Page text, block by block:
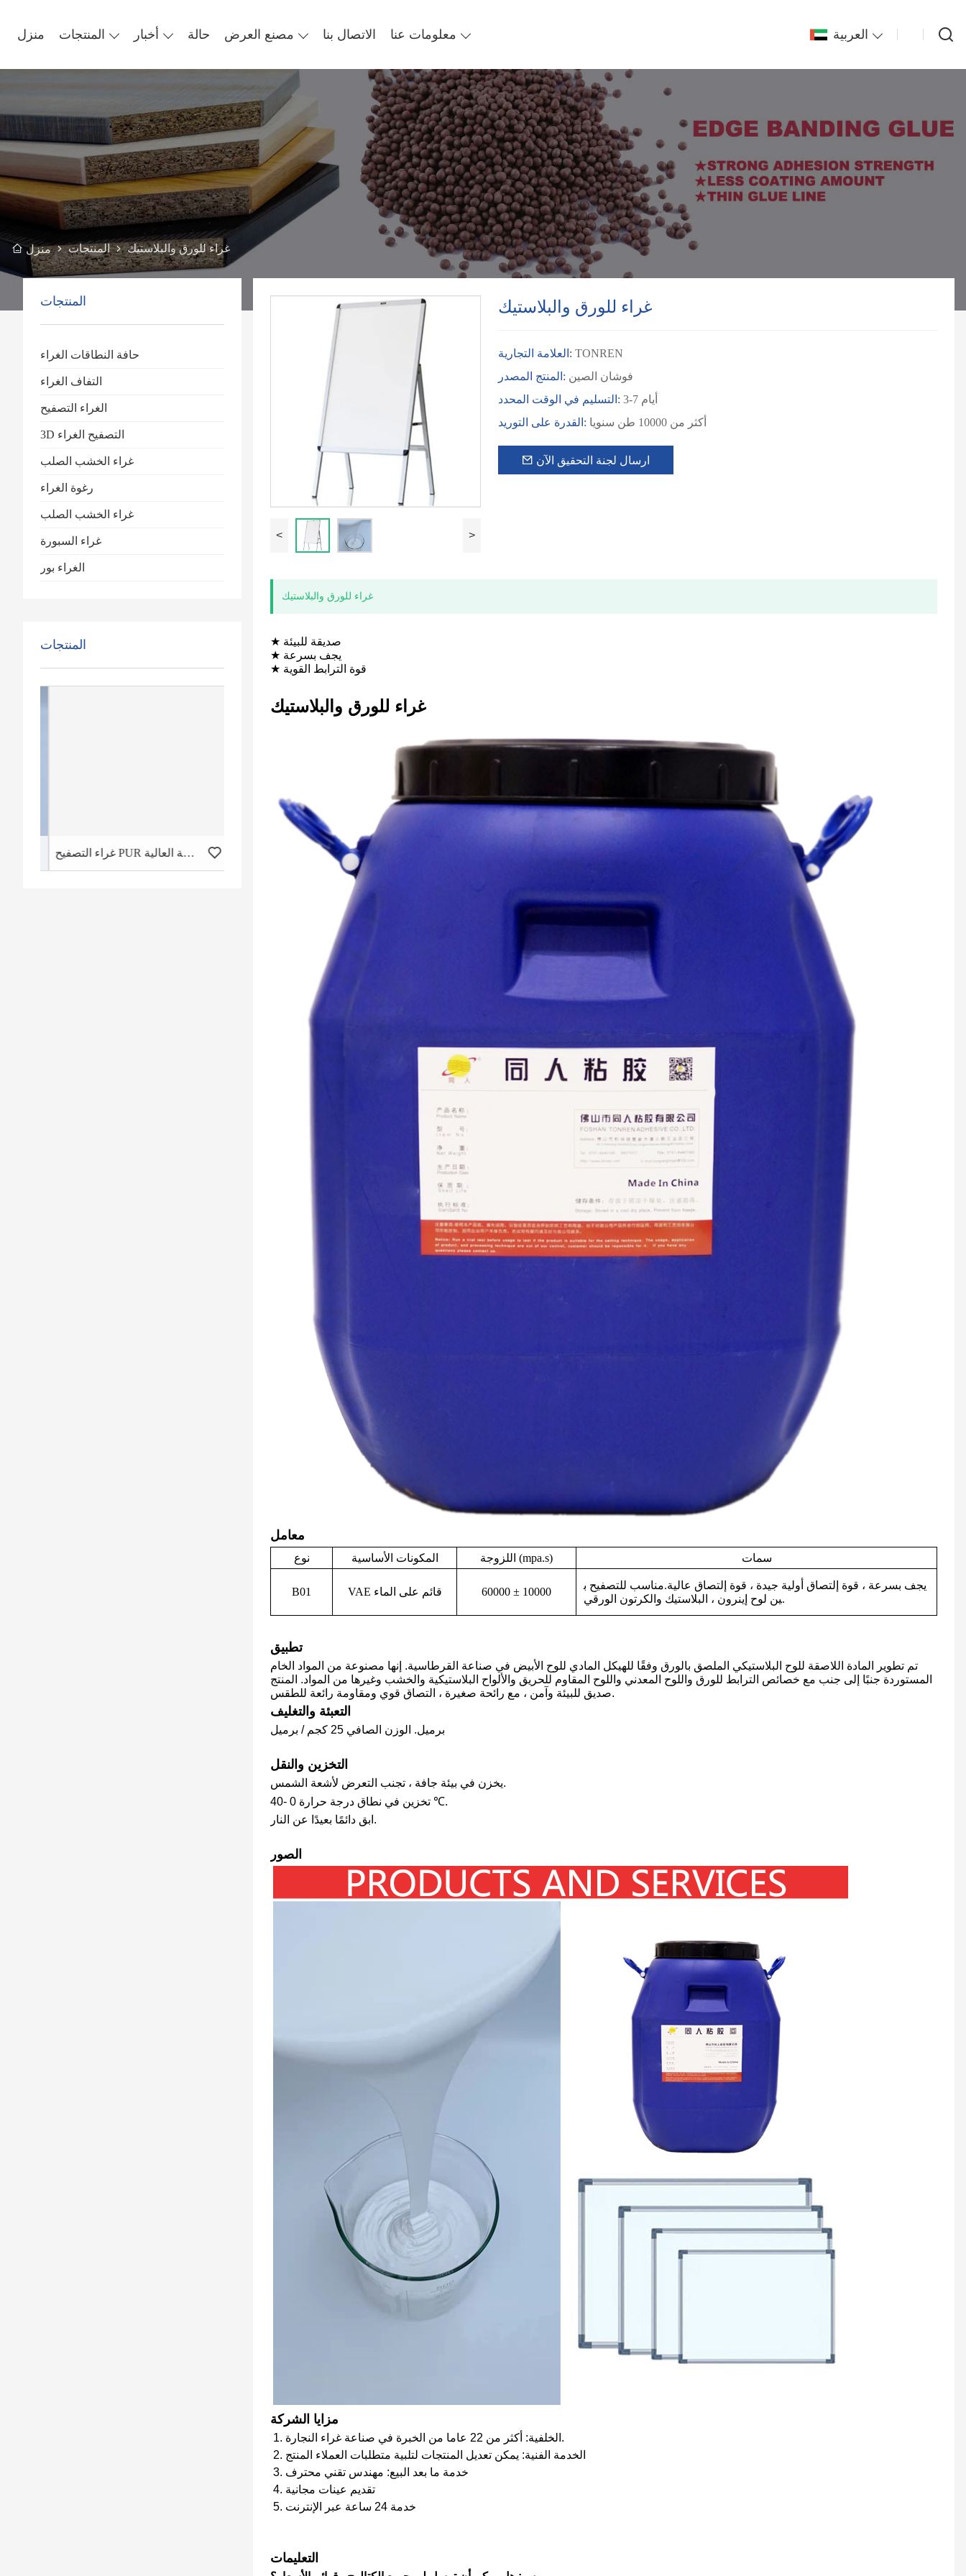
منزل المنتجات أخبار حالة مصنع العرض الاتصال بنا معلومات عنا العربية
منزل المنتجات غراء للورق والبلاستيك
المنتجات
حافة النطاقات الغراء
التفاف الغراء
الغراء التصفيح
3D التصفيح الغراء
غراء الخشب الصلب
رغوة الغراء
غراء الخشب الصلب
غراء السبورة
الغراء بور
المنتجات
غراء التصفيح PUR ذو الرابطة الأولية العالية غراء حواف الخطوط بدون غراء
< >
غراء للورق والبلاستيك
العلامة التجارية: TONREN
المنتج المصدر: فوشان الصين
التسليم في الوقت المحدد:
3-7 أيام
القدرة على التوريد:
أكثر من 10000 طن سنويا
ارسال لجنة التحقيق الآن
غراء للورق والبلاستيك
★ صديقة للبيئة
★ يجف بسرعة
★ قوة الترابط القوية
غراء للورق والبلاستيك
معامل
نوع المكونات الأساسية اللزوجة (mpa.s) سمات
B01 VAE قائم على الماء 60000 ± 10000
يجف بسرعة ، قوة إلتصاق أولية جيدة ، قوة إلتصاق عالية.مناسب للتصفيح ب
ين لوح إينرون ، البلاستيك والكرتون الورقي.
تطبيق
تم تطوير المادة اللاصقة للوح البلاستيكي الملصق بالورق وفقًا للهيكل المادي للوح الأبيض في صناعة القرطاسية. إنها مصنوعة من المواد الخام
المستوردة جنبًا إلى جنب مع خصائص الترابط للورق واللوح المعدني واللوح المقاوم للحريق والألواح البلاستيكية والخشب وغيرها من المواد. المنتج
صديق للبيئة وآمن ، مع رائحة صغيرة ، التصاق قوي ومقاومة رائعة للطقس.
التعبئة والتغليف
برميل. الوزن الصافي 25 كجم / برميل
التخزين والنقل
يخزن في بيئة جافة ، تجنب التعرض لأشعة الشمس.
تخزين في نطاق درجة حرارة 0 -40 ℃.
ابق دائمًا بعيدًا عن النار.
الصور
مزايا الشركة
1. الخلفية: أكثر من 22 عاما من الخبرة في صناعة غراء النجارة.
2. الخدمة الفنية: يمكن تعديل المنتجات لتلبية متطلبات العملاء المنتج
4. تقديم عينات مجانية
5. خدمة 24 ساعة عبر الإنترنت
التعليمات